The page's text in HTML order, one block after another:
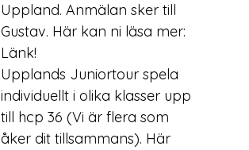
Uppland. Anmälan sker till
Gustav. Här kan ni läsa mer:
Länk!
Upplands Juniortour spela
individuellt i olika klasser upp
till hcp 36 (Vi är flera som
åker dit tillsammans). Här